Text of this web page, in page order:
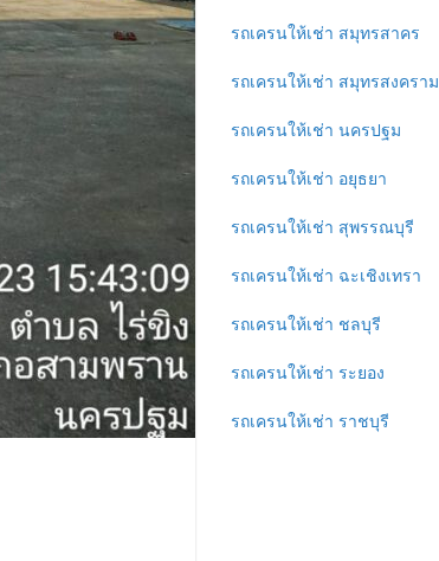
รถเครนให้เช่า สมุทรสาคร
รถเครนให้เช่า สมุทรสงคราม
รถเครนให้เช่า นครปฐม
รถเครนให้เช่า อยุธยา
รถเครนให้เช่า สุพรรณบุรี
รถเครนให้เช่า ฉะเชิงเทรา
รถเครนให้เช่า ชลบุรี
รถเครนให้เช่า ระยอง
รถเครนให้เช่า ราชบุรี